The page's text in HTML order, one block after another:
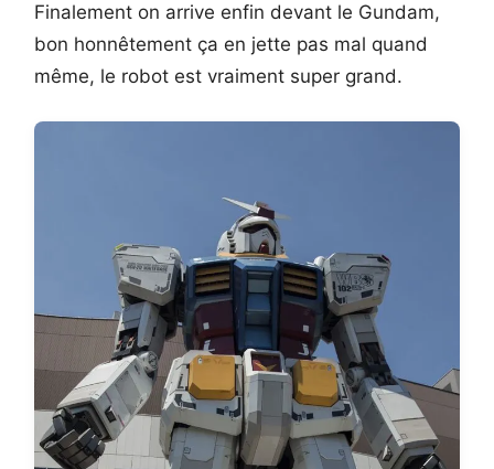
Finalement on arrive enfin devant le Gundam,
bon honnêtement ça en jette pas mal quand
même, le robot est vraiment super grand.